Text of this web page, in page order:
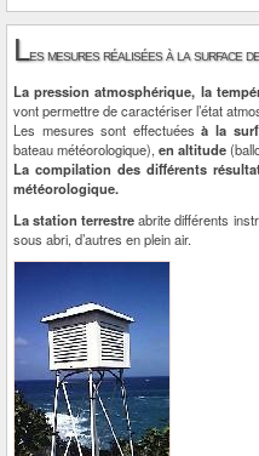
Les mesures réalisées à la surface
La pression atmosphérique, la
vont permettre de caractériser l’état
Les mesures sont effectuéesà la
bateau météorologique), en altitude
La compilation des différents
météorologique.
La station terrestreabrite différents
sous abri, d’autres en plein air.